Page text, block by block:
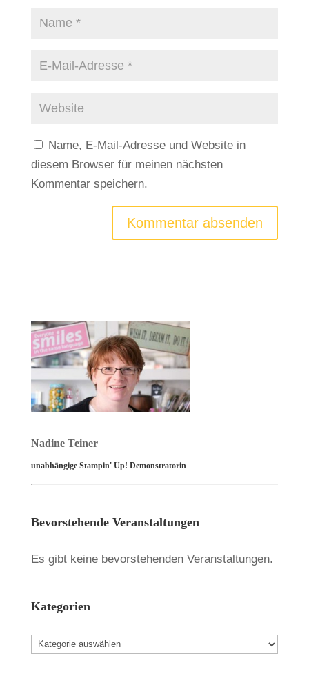
Name, E-Mail-Adresse und Website in
diesem Browser für meinen nächsten
Kommentar speichern.
Nadine Teiner
unabhängige Stampin' Up! Demonstratorin
Bevorstehende Veranstaltungen
Es gibt keine bevorstehenden Veranstaltungen.
Kategorien
Kategorien